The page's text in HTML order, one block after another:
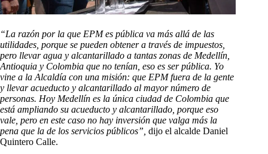
“La razón por la que EPM es pública va más allá de las
utilidades, porque se pueden obtener a través de impuestos,
pero llevar agua y alcantarillado a tantas zonas de Medellín,
Antioquia y Colombia que no tenían, eso es ser pública. Yo
vine a la Alcaldía con una misión: que EPM fuera de la gente
y llevar acueducto y alcantarillado al mayor número de
personas. Hoy Medellín es la única ciudad de Colombia que
está ampliando su acueducto y alcantarillado, porque eso
vale, pero en este caso no hay inversión que valga más la
pena que la de los servicios públicos”, dijo el alcalde Daniel
Quintero Calle.